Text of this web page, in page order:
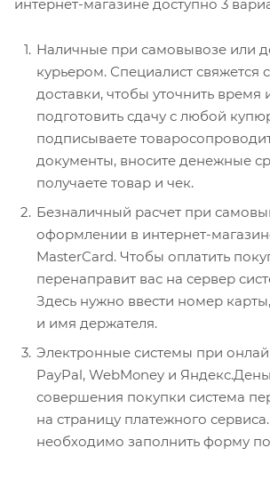
интернет-магазине доступно 3
Наличные при самовывозе или
курьером. Специалист свяжется
доставки, чтобы уточнить время
подготовить сдачу с любой
подписываете
документы, вносите денежные
получаете товар и чек.
Безналичный расчет при
оформлении в интернет-
MasterCard. Чтобы оплатить
перенаправит вас на сервер
Здесь нужно ввести номер
и имя держателя.
Электронные системы при
PayPal, WebMoney и
совершения покупки система
на страницу платежного
необходимо заполнить форму